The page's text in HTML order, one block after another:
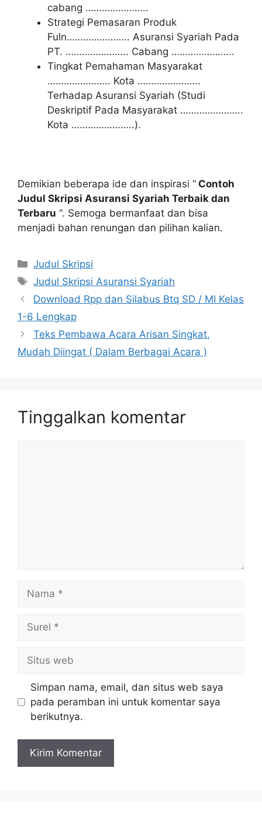
cabang …………………..
Strategi Pemasaran Produk
Fuln………………….. Asuransi Syariah Pada
PT. ………………….. Cabang …………………..
Tingkat Pemahaman Masyarakat
………………….. Kota …………………..
Terhadap Asuransi Syariah (Studi
Deskriptif Pada Masyarakat …………………..
Kota …………………..).
Demikian beberapa ide dan inspirasi “ Contoh
Judul Skripsi Asuransi Syariah Terbaik dan
Terbaru “. Semoga bermanfaat dan bisa
menjadi bahan renungan dan pilihan kalian.
Kategori
Judul Skripsi
Tag
Judul Skripsi Asuransi Syariah
Download Rpp dan Silabus Btq SD / MI Kelas
1-6 Lengkap
Teks Pembawa Acara Arisan Singkat,
Mudah Diingat ( Dalam Berbagai Acara )
Tinggalkan komentar
Nama
Surel
Situs
web
Simpan nama, email, dan situs web saya
pada peramban ini untuk komentar saya
berikutnya.